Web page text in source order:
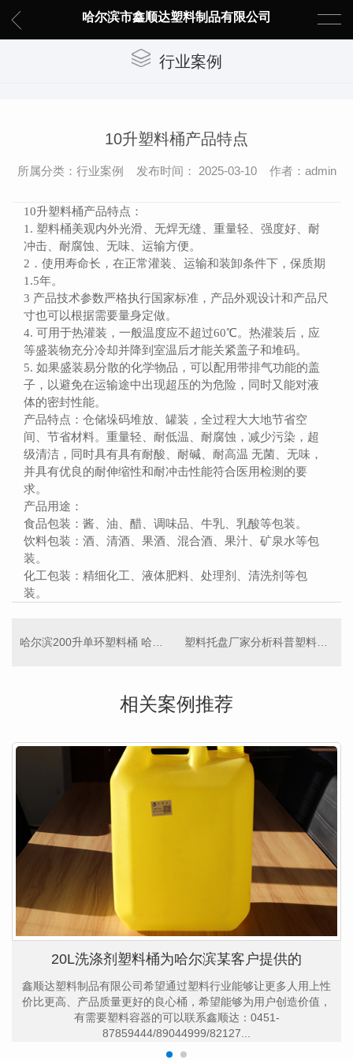
哈尔滨市鑫顺达塑料制品有限公司
行业案例
10升塑料桶产品特点
所属分类：行业案例 发布时间： 2025-03-10 作者：admin
10升塑料桶产品特点：
1. 塑料桶美观内外光滑、无焊无缝、重量轻、强度好、耐
冲击、耐腐蚀、无味、运输方便。
2．使用寿命长，在正常灌装、运输和装卸条件下，保质期
1.5年。
3 产品技术参数严格执行国家标准，产品外观设计和产品尺
寸也可以根据需要量身定做。
4. 可用于热灌装，一般温度应不超过60℃。热灌装后，应
等盛装物充分冷却并降到室温后才能关紧盖子和堆码。
5. 如果盛装易分散的化学物品，可以配用带排气功能的盖
子，以避免在运输途中出现超压的为危险，同时又能对液
体的密封性能。
产品特点：仓储垛码堆放、罐装，全过程大大地节省空
间、节省材料。重量轻、耐低温、耐腐蚀，减少污染，超
级清洁，同时具有具有耐酸、耐碱、耐高温 无菌、无味，
并具有优良的耐伸缩性和耐冲击性能符合医用检测的要
求。
产品用途：
食品包装：酱、油、醋、调味品、牛乳、乳酸等包装。
饮料包装：酒、清酒、果酒、混合酒、果汁、矿泉水等包
装。
化工包装：精细化工、液体肥料、处理剂、清洗剂等包
装。
相关案例推荐
20L洗涤剂塑料桶为哈尔滨某客户提供的
鑫顺达塑料制品有限公司希望通过塑料行业能够让更多人用上性
价比更高、产品质量更好的良心桶，希望能够为用户创造价值，
有需要塑料容器的可以联系鑫顺达：0451-
87859444/89044999/82127...